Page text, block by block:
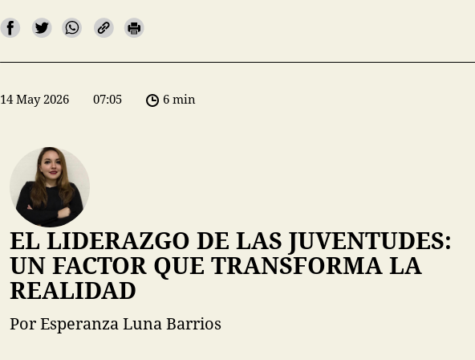
14 May 2026 07:05 6 min
EL LIDERAZGO DE LAS JUVENTUDES:
UN FACTOR QUE TRANSFORMA LA
REALIDAD
Por Esperanza Luna Barrios